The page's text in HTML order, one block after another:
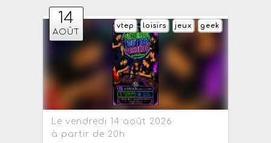
14
AOÛT
geek
jeux
loisirs
vtep
Le vendredi 14 août 2026
à partir de 20h